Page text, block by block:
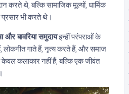
करते थे, बल्कि सामाजिक मूल्यों, धार्मिक
प्रसार भी करते थे।
और बावरिया समुदायइन्हीं परंपराओं के
लोकगीत गाते हैं, नृत्य करते हैं, और समाज
कलाकार नहीं हैं, बल्कि एक जीवंत